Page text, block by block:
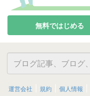
無料ではじめる
運営会社 規約 個人情報